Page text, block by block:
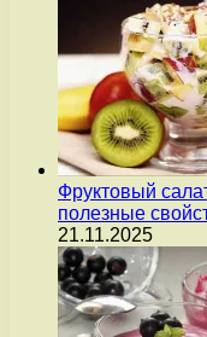
Фруктовый
полезные
21.11.2025